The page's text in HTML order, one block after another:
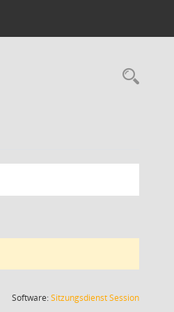
Software:SitzungsdienstSession(Wird in